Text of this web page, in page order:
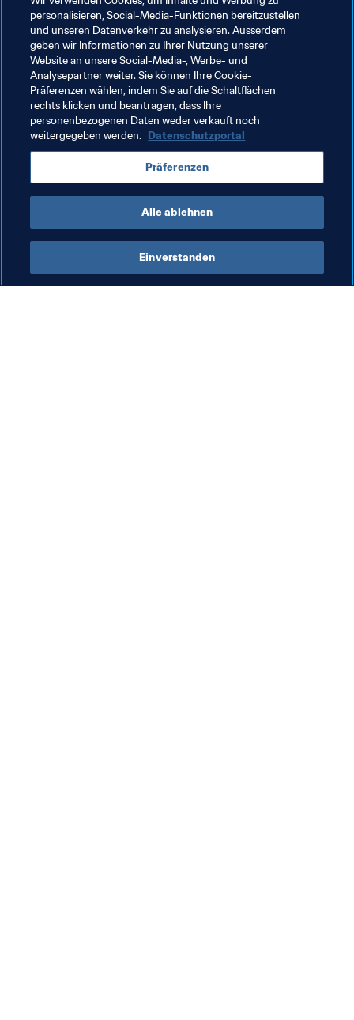
Verwandte Themen
Frauenfussball Recht FIFA-Kongress
FIFA-Präsident Mitgliedsverbände
Organisation FIFA-Rat Afghanistan
Frauenfussball
personalisieren, Social-Media-Funktionen bereitzustellen
und unseren Datenverkehr zu analysieren. Ausserdem
geben wir Informationen zu Ihrer Nutzung unserer
Website an unsere Social-Media-, Werbe- und
Analysepartner weiter. Sie können Ihre Cookie-
Präferenzen wählen, indem Sie auf die Schaltflächen
rechts klicken und beantragen, dass Ihre
personenbezogenen Daten weder verkauft noch
weitergegeben werden. Datenschutzportal
Präferenzen
Alle ablehnen
Einverstanden